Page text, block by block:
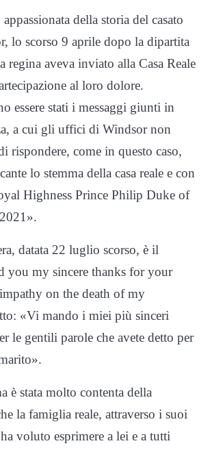
della storia del casato
lo scorso 9 aprile dopo la dipartita
regina aveva inviato alla Casa Reale
al loro dolore.
essere stati i messaggi giunti in
a cui gli uffici di Windsor non
rispondere, come in questo caso,
lo stemma della casa reale e con
Highness Prince Philip Duke of
datata 22 luglio scorso, è il
you my sincere thanks for your
on the death of my
«Vi mando i miei più sinceri
le gentili parole che avete detto per
è stata molto contenta della
la famiglia reale, attraverso i suoi
voluto esprimere a lei e a tutti